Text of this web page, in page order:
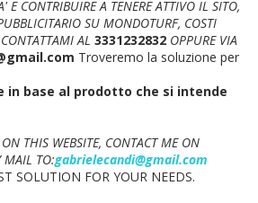
E CONTRIBUIRE A TENERE ATTIVO IL SITO,
SU MONDOTURF, COSTI
CONTATTAMI AL 3331232832 OPPURE VIA
Troveremo la soluzione per
in base al prodotto che si intende
THIS WEBSITE, CONTACT ME ON
MAIL TO:gabrielecandi@gmail.com
SOLUTION FOR YOUR NEEDS.